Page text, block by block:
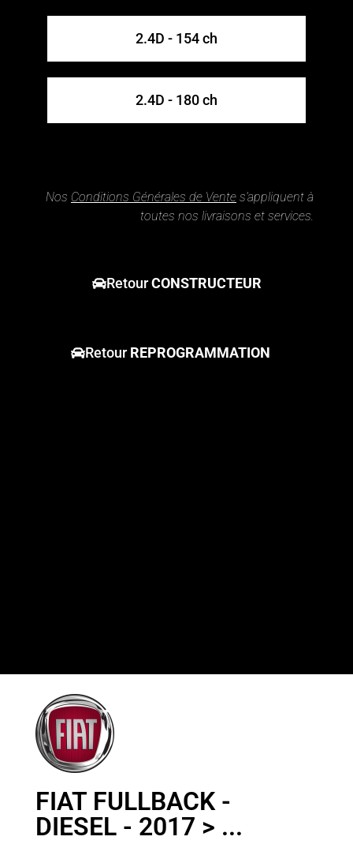
2.4D - 154 ch
2.4D - 180 ch
Nos Conditions Générales de Vente s’appliquent à
toutes nos livraisons et services.
RetourCONSTRUCTEUR
RetourREPROGRAMMATION
FIAT FULLBACK -
DIESEL - 2017 > ...